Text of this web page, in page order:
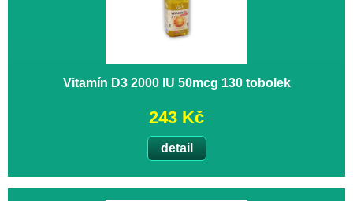
Vitamín D3 2000 IU 50mcg 130 tobolek
243 Kč
detail